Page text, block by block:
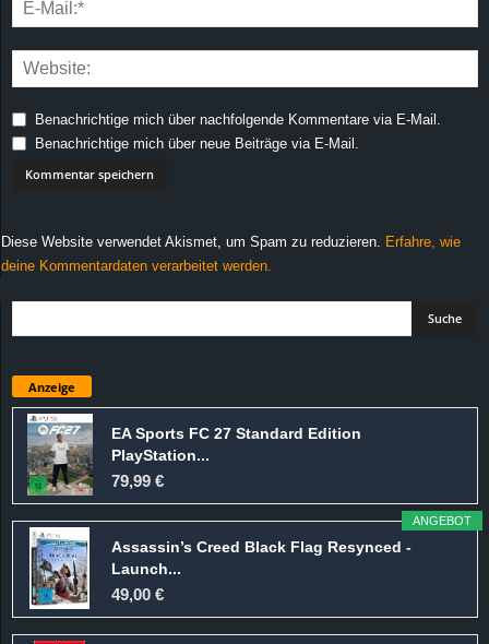
Benachrichtige mich über nachfolgende Kommentare via E-Mail.
Benachrichtige mich über neue Beiträge via E-Mail.
Diese Website verwendet Akismet, um Spam zu reduzieren. Erfahre, wie
deine Kommentardaten verarbeitet werden.
Anzeige
EA Sports FC 27 Standard Edition
PlayStation...
79,99 €
ANGEBOT
Assassin’s Creed Black Flag Resynced -
Launch...
49,00 €